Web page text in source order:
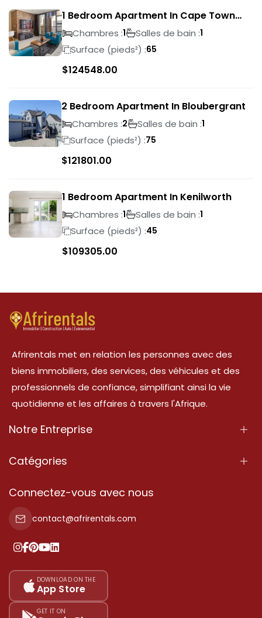
1 Bedroom Apartment In Cape Town
City Centre
Chambres :1 Salles de bain :1
Surface (pieds²) :65
$124548.00
2 Bedroom Apartment In Bloubergrant
Chambres :2 Salles de bain :1
Surface (pieds²) :75
$121801.00
1 Bedroom Apartment In Kenilworth
Chambres :1 Salles de bain :1
Surface (pieds²) :45
$109305.00
Afrirentals met en relation les personnes avec des
biens immobiliers, des services, des véhicules et des
professionnels de confiance, simplifiant ainsi la vie
quotidienne et les affaires à travers l'Afrique.
Notre Entreprise
À Propos
Conditions d'Utilisation
Politique de Confidentialité
Nos tarifs
Plan du site
Catégories
Propriété
Propriété à vendre
Propriété à louer
Ajoutez votre témoignage
Connectez-vous avec nous
contact@afrirentals.com
DOWNLOAD ON THE
App Store
GET IT ON